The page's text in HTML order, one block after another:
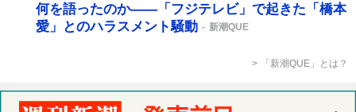
何を語ったのか――「フジテレビ」で起きた「橋本
愛」とのハラスメント騒動
新潮QUE
「新潮QUE」とは？